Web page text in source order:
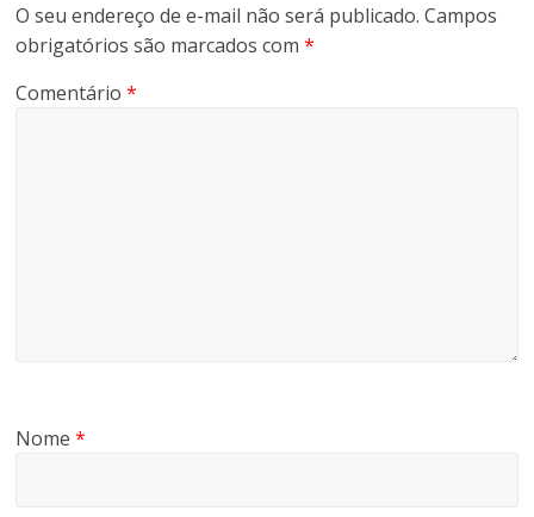
O seu endereço de e-mail não será publicado. Campos
obrigatórios são marcados com*
Comentário*
Nome*